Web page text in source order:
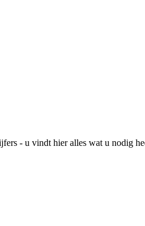
- u vindt hier alles wat u nodig